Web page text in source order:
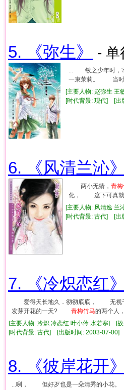
5. 《弥生》 - 单
... 敏之少年时
一束茉莉。 当
[主要人物: 赵弥生
[时代背景: 现代] [
6. 《风清兰沁》
两小无猜， 青梅
化， 这下可真就
[主要人物: 风清逸
[时代背景: 古代] [
7. 《冷炽恋红》
爱得天长地久．彻彻底底， 无视
发芽开花的一天? 青梅竹马的两个人
[主要人物: 冷炽 冷恋红 叶小伶 水若寒] [
[时代背景: 古代] [出版时间: 2003-07-
8. 《彼岸花开》
...咧， 但好歹也是一朵清秀的小花